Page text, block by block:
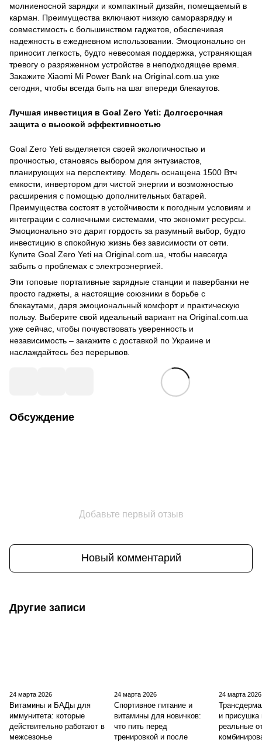
молниеносной зарядки и компактный дизайн, помещаемый в
карман. Преимущества включают низкую саморазрядку и
совместимость с большинством гаджетов, обеспечивая
надежность в ежедневном использовании. Эмоционально он
приносит легкость, будто невесомая поддержка, устраняющая
тревогу о разряженном устройстве в неподходящее время.
Закажите Xiaomi Mi Power Bank на Original.com.ua уже
сегодня, чтобы всегда быть на шаг впереди блекаутов.
Лучшая инвестиция в Goal Zero Yeti: Долгосрочная
защита с высокой эффективностью
Goal Zero Yeti выделяется своей экологичностью и
прочностью, становясь выбором для энтузиастов,
планирующих на перспективу. Модель оснащена 1500 Втч
емкости, инвертором для чистой энергии и возможностью
расширения с помощью дополнительных батарей.
Преимущества состоят в устойчивости к погодным условиям и
интеграции с солнечными системами, что экономит ресурсы.
Эмоционально это дарит гордость за разумный выбор, будто
инвестицию в спокойную жизнь без зависимости от сети.
Купите Goal Zero Yeti на Original.com.ua, чтобы навсегда
забыть о проблемах с электроэнергией.
Эти топовые портативные зарядные станции и павербанки не
просто гаджеты, а настоящие союзники в борьбе с
блекаутами, даря эмоциональный комфорт и практическую
пользу. Выберите свой идеальный вариант на Original.com.ua
уже сейчас, чтобы почувствовать уверенность и
независимость – закажите с доставкой по Украине и
наслаждайтесь без перерывов.
Обсуждение
Добавьте первый отзыв
Новый комментарий
Другие записи
24 марта 2026
Витамины и БАДы для
иммунитета: которые
действительно работают в
межсезонье
24 марта 2026
Спортивное питание и
витамины для новичков:
что пить перед
тренировкой и после
24 марта 2026
и присушка
реальные